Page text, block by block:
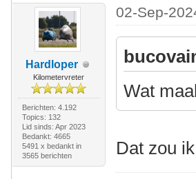
Hardloper
Kilometervreter
Berichten: 4.192
Topics: 132
Lid sinds: Apr 2023
Bedankt: 4665
5491 x bedankt in
3565 berichten
02-Sep-
Wat
Dat zou